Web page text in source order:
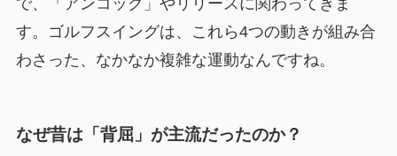
す。ゴルフスイングは、これら4つの動きが組み合
わさった、なかなか複雑な運動なんですね。
なぜ昔は「背屈」が主流だったのか？